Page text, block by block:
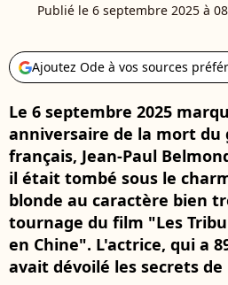
Publié le 6 septembre 2025 à
Ajoutez Ode à vos sources
Le 6 septembre 2025
anniversaire de la mort du
français, Jean-Paul
il était tombé sous le
blonde au caractère bien
tournage du film "Les
en Chine". L'actrice, qui a
avait dévoilé les secrets de